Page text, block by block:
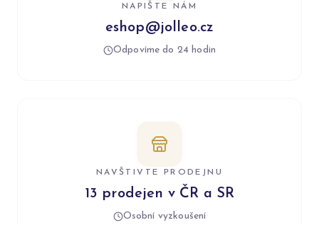
NAPIŠTE NÁM
eshop@jolleo.cz
Odpovíme do 24 hodin
NAVŠTIVTE PRODEJNU
13 prodejen v ČR a SR
Osobní vyzkoušení